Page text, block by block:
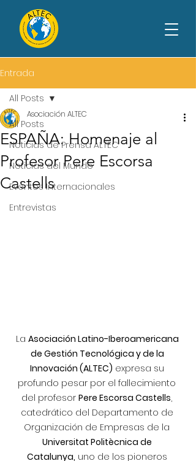
Entrada
All Posts
Noticias de Prensa ALTEC
Noticias del Mundo
Eventos Internacionales
Entrevistas
All Posts
ESPAÑA: Homenaje al
Profesor Pere Escorsa
Castells
Asociación ALTEC
La Asociación Latino-Iberoamericana
de Gestión Tecnológica y de la
Innovación (ALTEC) expresa su
profundo pesar por el fallecimiento
del profesor Pere Escorsa Castells,
catedrático del Departamento de
Organización de Empresas de la
Universitat Politècnica de
Catalunya, uno de los pioneros